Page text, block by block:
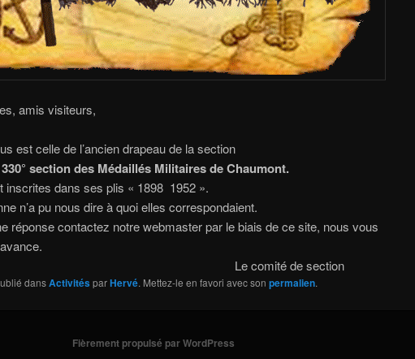
amis visiteurs,
est celle de l’ancien drapeau de la section
330° section des Médaillés Militaires de Chaumont.
inscrites dans ses plis « 1898 1952 ».
n’a pu nous dire à quoi elles correspondaient.
réponse contactez notre webmaster par le biais de ce site, nous vous
Le comité de section
dansActivitésparHervé. Mettez-le en favori avec son permalien.
Fièrement propulsé par WordPress